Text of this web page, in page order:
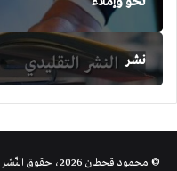
نشر
© محمود قحطان 2026، حقوق النّشر محفوظة على المؤلّف |